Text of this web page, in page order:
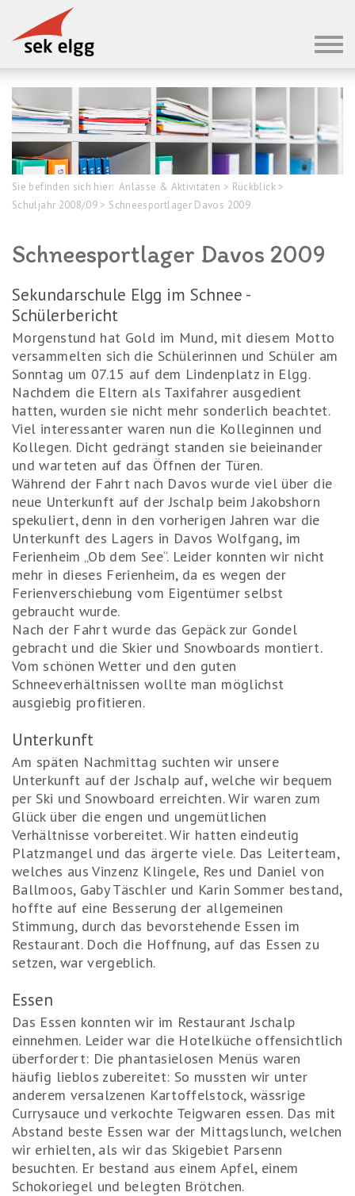
Sie befinden sich hier: Anlässe & Aktivitäten > Rückblick >
Schuljahr 2008/09 > Schneesportlager Davos 2009
Schneesportlager Davos 2009
Sekundarschule Elgg im Schnee -
Schülerbericht
Morgenstund hat Gold im Mund, mit diesem Motto
versammelten sich die Schülerinnen und Schüler am
Sonntag um 07.15 auf dem Lindenplatz in Elgg.
Nachdem die Eltern als Taxifahrer ausgedient
hatten, wurden sie nicht mehr sonderlich beachtet.
Viel interessanter waren nun die Kolleginnen und
Kollegen. Dicht gedrängt standen sie beieinander
und warteten auf das Öffnen der Türen.
Während der Fahrt nach Davos wurde viel über die
neue Unterkunft auf der Jschalp beim Jakobshorn
spekuliert, denn in den vorherigen Jahren war die
Unterkunft des Lagers in Davos Wolfgang, im
Ferienheim „Ob dem See“. Leider konnten wir nicht
mehr in dieses Ferienheim, da es wegen der
Ferienverschiebung vom Eigentümer selbst
gebraucht wurde.
Nach der Fahrt wurde das Gepäck zur Gondel
gebracht und die Skier und Snowboards montiert.
Vom schönen Wetter und den guten
Schneeverhältnissen wollte man möglichst
ausgiebig profitieren.
Unterkunft
Am späten Nachmittag suchten wir unsere
Unterkunft auf der Jschalp auf, welche wir bequem
per Ski und Snowboard erreichten. Wir waren zum
Glück über die engen und ungemütlichen
Verhältnisse vorbereitet. Wir hatten eindeutig
Platzmangel und das ärgerte viele. Das Leiterteam,
welches aus Vinzenz Klingele, Res und Daniel von
Ballmoos, Gaby Täschler und Karin Sommer bestand,
hoffte auf eine Besserung der allgemeinen
Stimmung, durch das bevorstehende Essen im
Restaurant. Doch die Hoffnung, auf das Essen zu
setzen, war vergeblich.
Essen
Das Essen konnten wir im Restaurant Jschalp
einnehmen. Leider war die Hotelküche offensichtlich
überfordert: Die phantasielosen Menüs waren
häufig lieblos zubereitet: So mussten wir unter
anderem versalzenen Kartoffelstock, wässrige
Currysauce und verkochte Teigwaren essen. Das mit
Abstand beste Essen war der Mittagslunch, welchen
wir erhielten, als wir das Skigebiet Parsenn
besuchten. Er bestand aus einem Apfel, einem
Schokoriegel und belegten Brötchen.